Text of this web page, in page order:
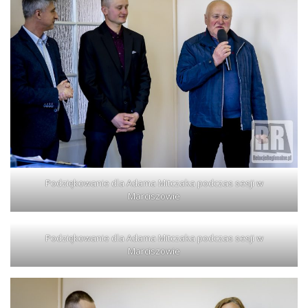
Podziękowanie dla Adama Mitczaka podczas sesji w
Marciszowie
Podziękowanie dla Adama Mitczaka podczas sesji w
Marciszowie